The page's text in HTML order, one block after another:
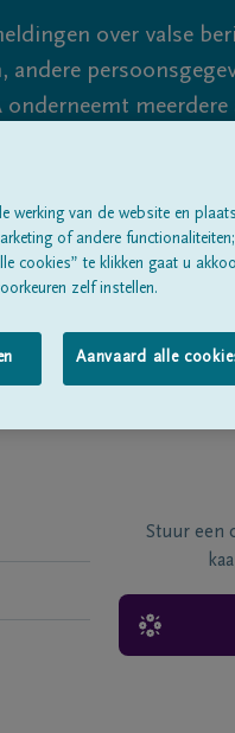
over valse
Over ons
Stuur een
werking van de website en
of andere functionaliteiten;
cookies” te klikken gaat u
zelf instellen.
Aanvaard alle